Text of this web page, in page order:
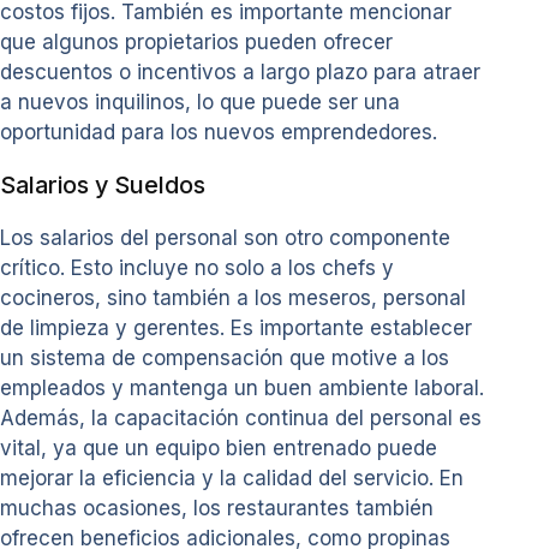
costos fijos. También es importante mencionar
que algunos propietarios pueden ofrecer
descuentos o incentivos a largo plazo para atraer
a nuevos inquilinos, lo que puede ser una
oportunidad para los nuevos emprendedores.
Salarios y Sueldos
Los salarios del personal son otro componente
crítico. Esto incluye no solo a los chefs y
cocineros, sino también a los meseros, personal
de limpieza y gerentes. Es importante establecer
un sistema de compensación que motive a los
empleados y mantenga un buen ambiente laboral.
Además, la capacitación continua del personal es
vital, ya que un equipo bien entrenado puede
mejorar la eficiencia y la calidad del servicio. En
muchas ocasiones, los restaurantes también
ofrecen beneficios adicionales, como propinas